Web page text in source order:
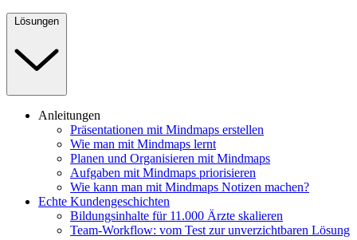
Lösungen
Anleitungen
Präsentationen mit Mindmaps erstellen
Wie man mit Mindmaps lernt
Planen und Organisieren mit Mindmaps
Aufgaben mit Mindmaps priorisieren
Wie kann man mit Mindmaps Notizen machen?
Echte Kundengeschichten
Bildungsinhalte für 11.000 Ärzte skalieren
Team-Workflow: vom Test zur unverzichtbaren Lösung